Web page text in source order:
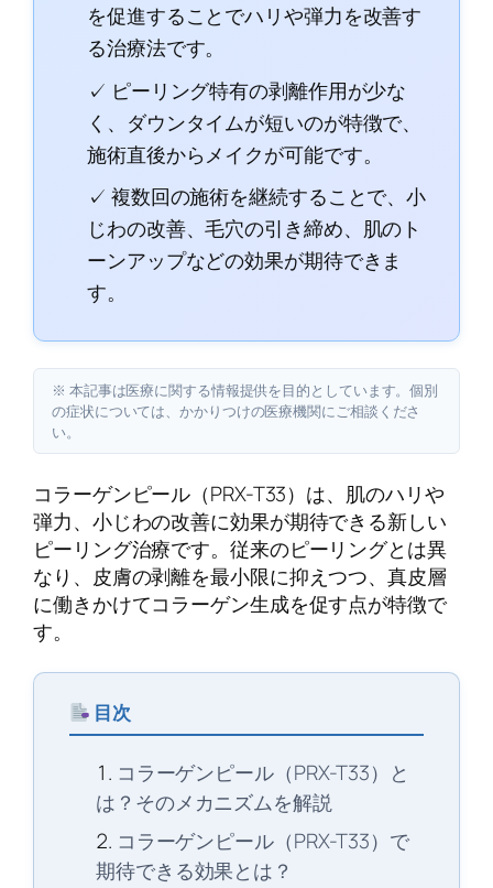
を促進することでハリや弾力を改善す
る治療法です。
✓ ピーリング特有の剥離作用が少な
く、ダウンタイムが短いのが特徴で、
施術直後からメイクが可能です。
✓ 複数回の施術を継続することで、小
じわの改善、毛穴の引き締め、肌のト
ーンアップなどの効果が期待できま
す。
※ 本記事は医療に関する情報提供を目的としています。個別
の症状については、かかりつけの医療機関にご相談くださ
い。
コラーゲンピール（PRX-T33）は、肌のハリや
弾力、小じわの改善に効果が期待できる新しい
ピーリング治療です。従来のピーリングとは異
なり、皮膚の剥離を最小限に抑えつつ、真皮層
に働きかけてコラーゲン生成を促す点が特徴で
す。
目次
コラーゲンピール（PRX-T33）と
は？そのメカニズムを解説
コラーゲンピール（PRX-T33）で
期待できる効果とは？